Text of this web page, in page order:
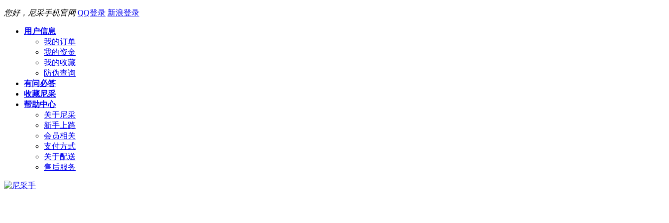
您好，尼采手机官网 QQ登录 新浪登录
用户信息
我的订单
我的资金
我的收藏
防伪查询
有问必答
收藏尼采
帮助中心
关于尼采
新手上路
会员相关
支付方式
关于配送
售后服务